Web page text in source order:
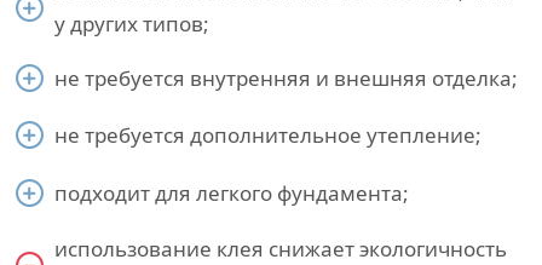
у других типов;
не требуется внутренняя и внешняя отделка;
не требуется дополнительное утепление;
подходит для легкого фундамента;
использование клея снижает экологичность